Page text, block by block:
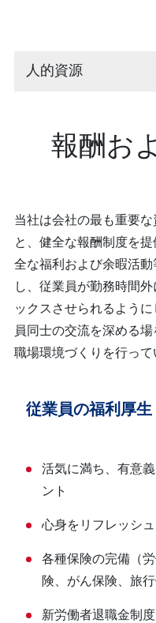
人的資源
報酬お
当社は会社の最も重要
と、健全な報酬制度を
全な福利および余暇活
し、従業員が勤務時間
ックスさせられるよう
員同士の交流を深める
職場環境づくりを行って
従業員の福利厚生
活気に満ち、有意
ント
心身をリフレッシ
各種保険の完備（
険、がん保険、旅行
新労働者退職金制